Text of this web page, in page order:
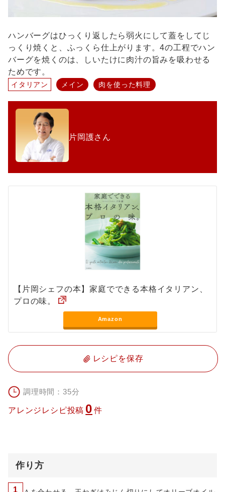
ハンバーグはひっくり返したら弱火にして蓋をしてじ
っくり焼くと、ふっくら仕上がります。4の工程でハン
バーグを焼くのは、しいたけに肉汁の旨みを吸わせる
ためです。
イタリアン メイン 肉を使った料理
片岡護さん
【片岡シェフの本】家庭でできる本格イタリアン、
プロの味。
Amazon
レシピを保存
調理時間：35分
アレンジレシピ投稿 0 件
作り方
1